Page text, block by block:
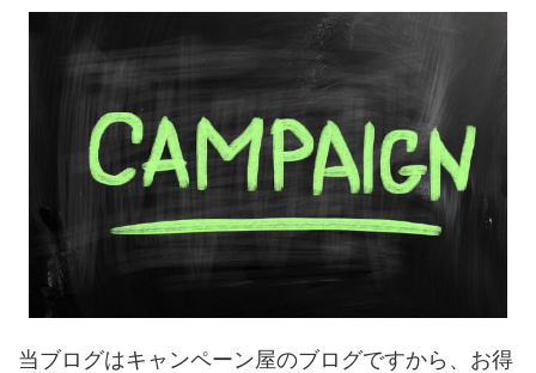
当ブログはキャンペーン屋のブログですから、お得